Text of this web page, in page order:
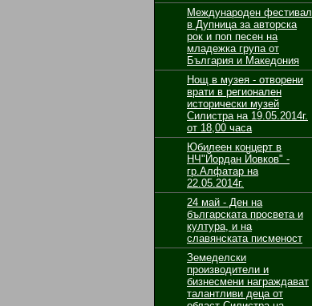
Международен фестивал
в Дупница за авторска
рок и поп песен на
младежка група от
България и Македония
Нощ в музея - отворени
врати в регионален
исторически музей
Силистра на 19.05.2014г.
от 18,00 часа
Юбилеен концерт в
НЧ"Йордан Йовков" -
гр.Алфатар на
22.05.2014г.
24 май - Ден на
българската просвета и
култура, и на
славянската писменост
Земеделски
производители и
бизнесмени награждават
талантливи деца от